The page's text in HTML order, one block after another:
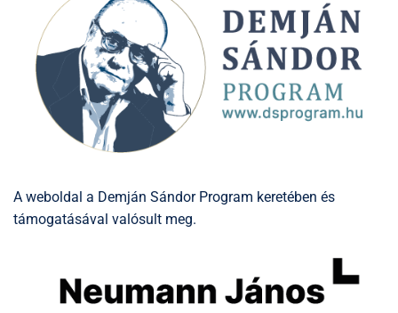
A weboldal a Demján Sándor Program keretében és
támogatásával valósult meg.